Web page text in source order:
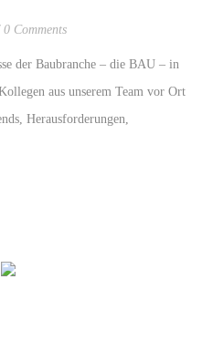
0 Comments
der Baubranche – die BAU – in
aus unserem Team vor Ort
Herausforderungen,